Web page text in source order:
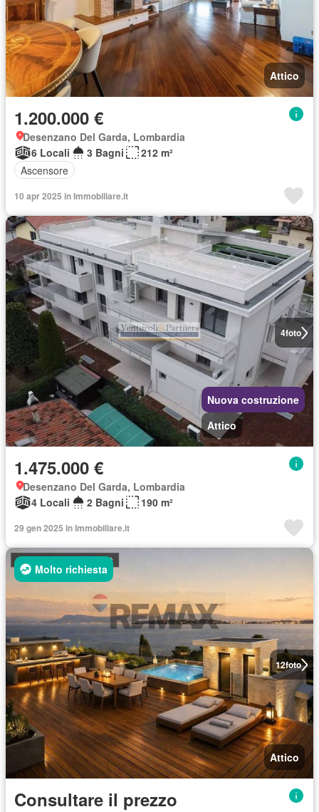
Attico
1.200.000 €
Desenzano Del Garda, Lombardia
6 Locali
3 Bagni
212 m²
Ascensore
10 apr 2025 in Immobiliare.it
4foto
Nuova costruzione
Attico
1.475.000 €
Desenzano Del Garda, Lombardia
4 Locali
2 Bagni 190 m²
29 gen 2025 in Immobiliare.it
12foto
Molto richiesta
Attico
Consultare il prezzo